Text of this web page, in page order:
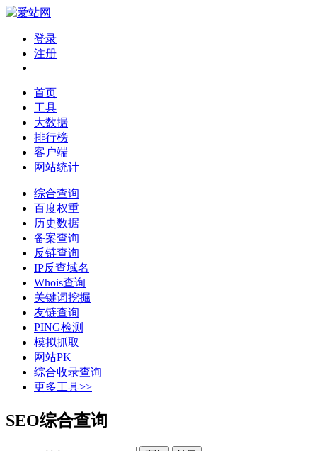
登录
注册
首页
工具
大数据
排行榜
客户端
网站统计
综合查询
百度权重
历史数据
备案查询
反链查询
IP反查域名
Whois查询
关键词挖掘
友链查询
PING检测
模拟抓取
网站PK
综合收录查询
更多工具>>
SEO综合查询